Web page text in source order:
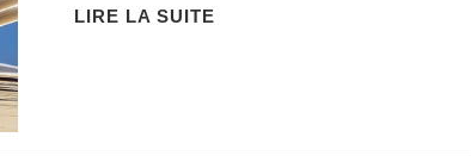
LIRE LA SUITE